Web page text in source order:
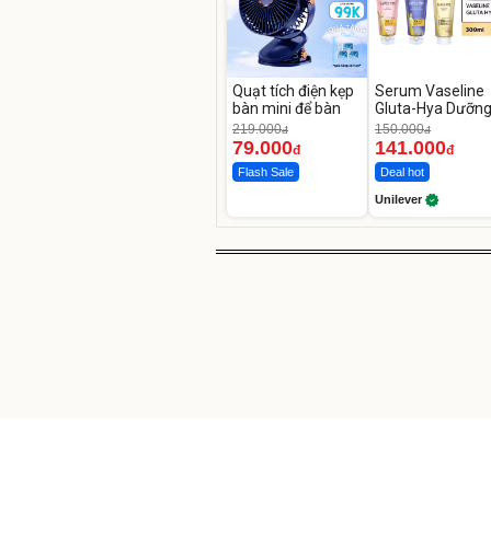
Quạt tích điện kẹp
bàn mini để bàn
219.000đ
79.000đ
Flash Sale
Serum Vaseline
Gluta-Hya Dưỡng
Da Sáng Mịn Sau
Ngày
150.000đ
141.000đ
Deal hot
Unilever